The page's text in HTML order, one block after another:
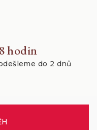
hodin
do 2 dnů